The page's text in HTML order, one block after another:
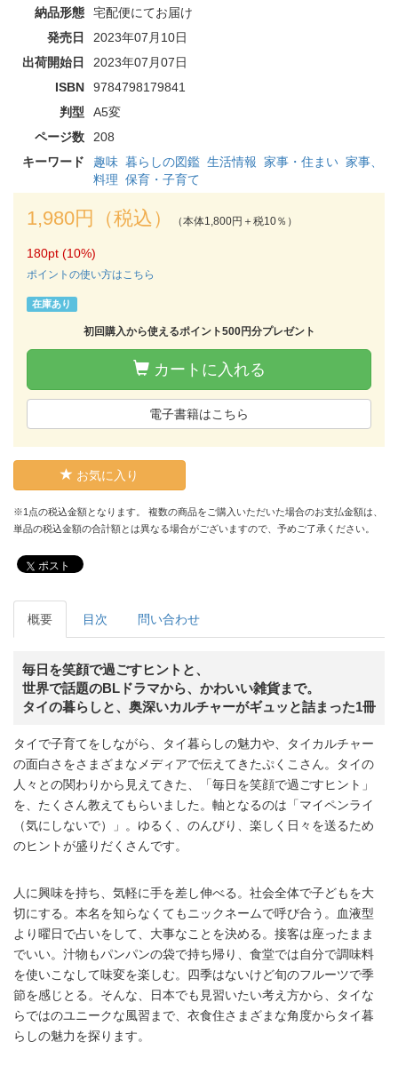
納品形態
宅配便にてお届け
発売日
2023年07月10日
出荷開始日
2023年07月07日
ISBN
9784798179841
判型
A5変
ページ数
208
キーワード
趣味 暮らしの図鑑 生活情報 家事・住まい 家事、
料理 保育・子育て
1,980円（税込） （本体1,800円＋税10％）
180pt (10%)
ポイントの使い方はこちら
在庫あり
初回購入から使えるポイント500円分プレゼント
カートに入れる
電子書籍はこちら
お気に入り
※1点の税込金額となります。 複数の商品をご購入いただいた場合のお支払金額は、
単品の税込金額の合計額とは異なる場合がございますので、予めご了承ください。
ポスト
概要 目次 問い合わせ
毎日を笑顔で過ごすヒントと、
世界で話題のBLドラマから、かわいい雑貨まで。
タイの暮らしと、奥深いカルチャーがギュッと詰まった1冊
タイで子育てをしながら、タイ暮らしの魅力や、タイカルチャー
の面白さをさまざまなメディアで伝えてきたぷくこさん。タイの
人々との関わりから見えてきた、「毎日を笑顔で過ごすヒント」
を、たくさん教えてもらいました。軸となるのは「マイペンライ
（気にしないで）」。ゆるく、のんびり、楽しく日々を送るため
のヒントが盛りだくさんです。
人に興味を持ち、気軽に手を差し伸べる。社会全体で子どもを大
切にする。本名を知らなくてもニックネームで呼び合う。血液型
より曜日で占いをして、大事なことを決める。接客は座ったまま
でいい。汁物もパンパンの袋で持ち帰り、食堂では自分で調味料
を使いこなして味変を楽しむ。四季はないけど旬のフルーツで季
節を感じとる。そんな、日本でも見習いたい考え方から、タイな
らではのユニークな風習まで、衣食住さまざまな角度からタイ暮
らしの魅力を探ります。